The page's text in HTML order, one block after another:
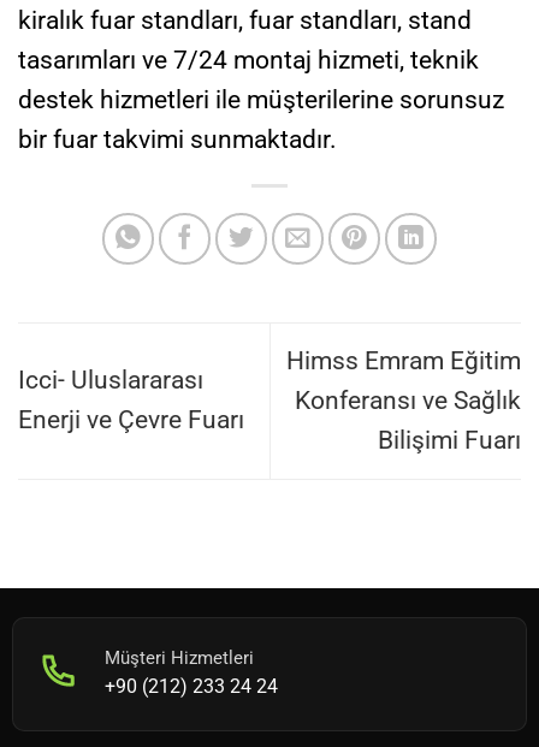
kiralık fuar standları, fuar standları, stand
tasarımları ve 7/24 montaj hizmeti, teknik
destek hizmetleri ile müşterilerine sorunsuz
bir fuar takvimi sunmaktadır.
Icci- Uluslararası
Enerji ve Çevre Fuarı
Himss Emram Eğitim
Konferansı ve Sağlık
Bilişimi Fuarı
Müşteri Hizmetleri
+90 (212) 233 24 24